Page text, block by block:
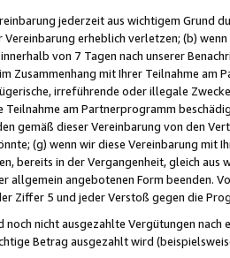
jederzeit aus wichtigem Grund
Vereinbarung erheblich verletzen; (b)
von 7 Tagen nach unserer
Zusammenhang mit Ihrer Teilnahme am
irreführende oder illegale
Teilnahme am Partnerprogramm
gemäß dieser Vereinbarung von den
(g) wenn wir diese Vereinbarung mit
bereits in der Vergangenheit, gleich
allgemein angebotenen Form beenden.
Ziffer 5 und jeder Verstoß gegen die
nicht ausgezahlte Vergütungen
Betrag ausgezahlt wird